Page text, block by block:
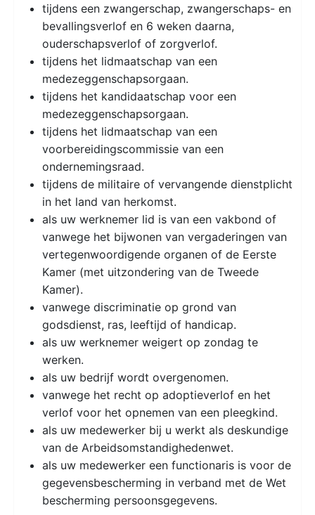
tijdens een zwangerschap, zwangerschaps- en
bevallingsverlof en 6 weken daarna,
ouderschapsverlof of zorgverlof.
tijdens het lidmaatschap van een
medezeggenschapsorgaan.
tijdens het kandidaatschap voor een
medezeggenschapsorgaan.
tijdens het lidmaatschap van een
voorbereidingscommissie van een
ondernemingsraad.
tijdens de militaire of vervangende dienstplicht
in het land van herkomst.
als uw werknemer lid is van een vakbond of
vanwege het bijwonen van vergaderingen van
vertegenwoordigende organen of de Eerste
Kamer (met uitzondering van de Tweede
Kamer).
vanwege discriminatie op grond van
godsdienst, ras, leeftijd of handicap.
als uw werknemer weigert op zondag te
werken.
als uw bedrijf wordt overgenomen.
vanwege het recht op adoptieverlof en het
verlof voor het opnemen van een pleegkind.
als uw medewerker bij u werkt als deskundige
van de Arbeidsomstandighedenwet.
als uw medewerker een functionaris is voor de
gegevensbescherming in verband met de Wet
bescherming persoonsgegevens.